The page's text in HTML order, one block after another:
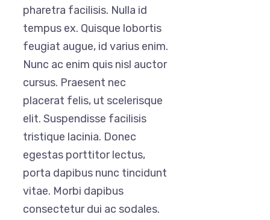
pharetra facilisis. Nulla id
tempus ex. Quisque lobortis
feugiat augue, id varius enim.
Nunc ac enim quis nisl auctor
cursus. Praesent nec
placerat felis, ut scelerisque
elit. Suspendisse facilisis
tristique lacinia. Donec
egestas porttitor lectus,
porta dapibus nunc tincidunt
vitae. Morbi dapibus
consectetur dui ac sodales.